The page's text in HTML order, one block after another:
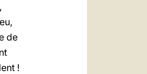
de
!